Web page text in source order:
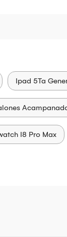
Ipad 5Ta
I8 Pro Max